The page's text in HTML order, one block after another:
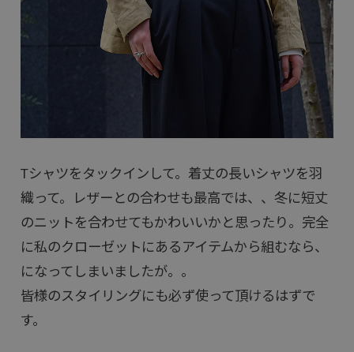
Tシャツをタックインして。着丈の長いシャツを羽
織って。レザーとの合わせも最高では、、冬に短丈
のニットを合わせてもかわいいかと思ったり。完全
に私のクローゼットにあるアイテムから組むなら、
になってしまいましたが。。
皆様のスタイリングにも必ず使って頂けるはずで
す。